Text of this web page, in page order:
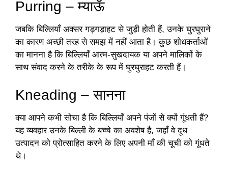
Purring – म्याऊँ
जबकि बिल्लियाँ अक्सर गड़गड़ाहट से जुड़ी होती हैं, उनके घुरघुराने
का कारण अच्छी तरह से समझ में नहीं आता है। कुछ शोधकर्ताओं
का मानना ​​है कि बिल्लियाँ आत्म-सुखदायक या अपने मालिकों के
साथ संवाद करने के तरीके के रूप में घुरघुराहट करती हैं।
Kneading – सानना
क्या आपने कभी सोचा है कि बिल्लियाँ अपने पंजों से क्यों गूंधती हैं?
यह व्यवहार उनके बिल्ली के बच्चे का अवशेष है, जहाँ वे दूध
उत्पादन को प्रोत्साहित करने के लिए अपनी माँ की चूची को गूंधते
थे।